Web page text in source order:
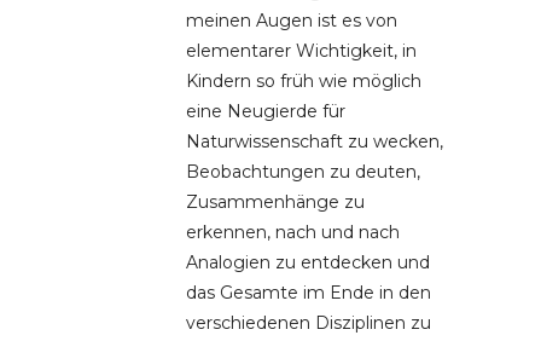
meinen Augen ist es von
elementarer Wichtigkeit, in
Kindern so früh wie möglich
eine Neugierde für
Naturwissenschaft zu wecken,
Beobachtungen zu deuten,
Zusammenhänge zu
erkennen, nach und nach
Analogien zu entdecken und
das Gesamte im Ende in den
verschiedenen Disziplinen zu